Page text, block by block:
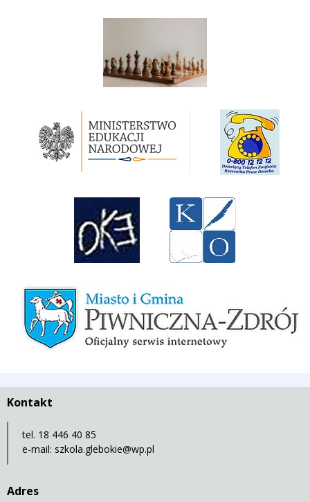
Ministerstwo Edukacji Narodowej Rzecznik Praw Dziecka RP
Okręgowa Komicja Egzaminacyjna w KrakowieKuratorium Oświaty w Krakowie
Miasto i Gmina Piwniczna-Zdrój
Kontakt
tel. 18 446 40 85
e-mail: szkola.glebokie@wp.pl
Adres